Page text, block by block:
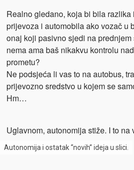
Realno gledano, koja bi bila razlika
prijevoza i automobila ako vozač u
onaj koji pasivno sjedi na
nema ama baš nikakvu kontrolu
prometu?
Ne podsjeća li vas to na autobus,
prijevozno sredstvo u kojem se
Hm…
Uglavnom, autonomija stiže. I to na
Autonomija i ostatak “novih” ideja u slici.